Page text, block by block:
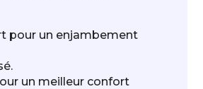
pour un enjambement
un meilleur confort